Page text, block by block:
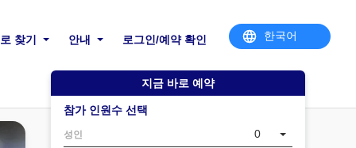
찾기 안내 로그인/예약 확인
지금 바로 예약
참가 인원수 선택
성인 0